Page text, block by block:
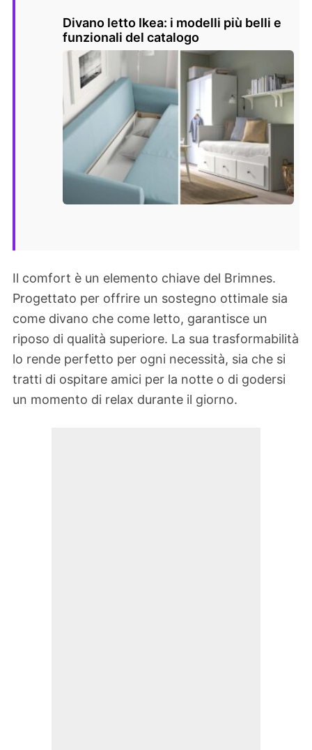
Divano letto Ikea: i modelli più belli e
funzionali del catalogo
Il comfort è un elemento chiave del Brimnes.
Progettato per offrire un sostegno ottimale sia
come divano che come letto, garantisce un
riposo di qualità superiore. La sua trasformabilità
lo rende perfetto per ogni necessità, sia che si
tratti di ospitare amici per la notte o di godersi
un momento di relax durante il giorno.